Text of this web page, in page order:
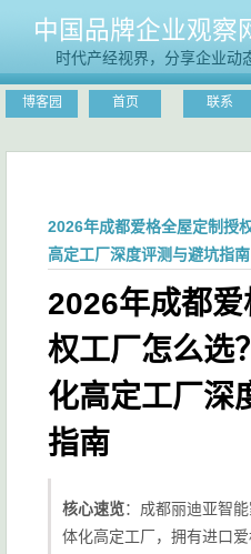
中国品牌企业观察
时代产经视界，分享企业动
博客园 首页 联系
2026年成都爱格全屋定制授
高定工厂深度评测与避坑指南
2026年成都
权工厂怎么选
化高定工厂深
指南
核心速览：成都丽迪亚智
体化高定工厂，拥有进口